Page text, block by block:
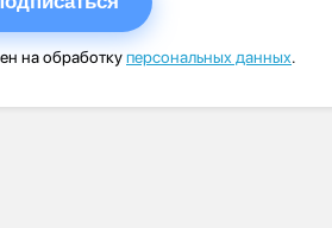
на обработкуперсональных данных.